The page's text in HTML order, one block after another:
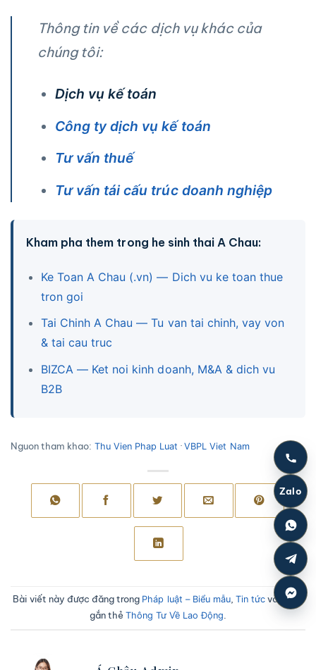
Thông tin về các dịch vụ khác của
chúng tôi:
Dịch vụ kế toán
Công ty dịch vụ kế toán
Tư vấn thuế
Tư vấn tái cấu trúc doanh nghiệp
Kham pha them trong he sinh thai A Chau:
Ke Toan A Chau (.vn) — Dich vu ke toan thue
tron goi
Tai Chinh A Chau — Tu van tai chinh, vay von
& tai cau truc
BIZCA — Ket noi kinh doanh, M&A & dich vu
B2B
Nguon tham khao: Thu Vien Phap Luat ·VBPL Viet Nam
Bài viết này được đăng trong Pháp luật – Biểu mẫu,Tin tức và được
gắn thẻ Thông Tư Về Lao Động.
Zalo